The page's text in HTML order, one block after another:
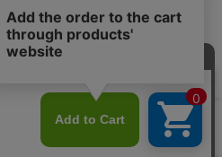
プライバシーポリシー
会社概要
リクルート ご利用ガイド
RIGHTS RESERVED.
カートに入れる